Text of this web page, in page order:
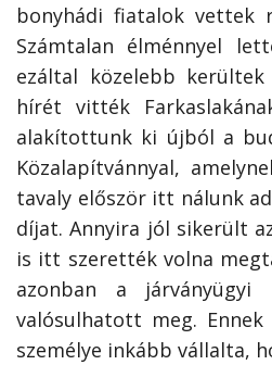
bonyhádi fiatalok vettek
Számtalan élménnyel
ezáltal közelebb
hírét vitték
alakítottunk ki újból a
Közalapítvánnyal,
tavaly először itt nálunk
díjat. Annyira jól sikerült
is itt szerették volna
azonban a
valósulhatott meg.
személye inkább vállalta,